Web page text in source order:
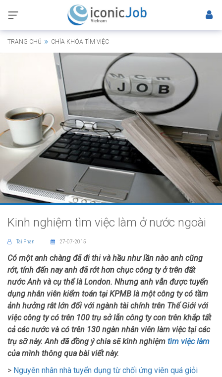
TRANG CHỦ CHÌA KHÓA TÌM VIỆC
Kinh nghiệm tìm việc làm ở nước ngoài
Tai Phan 27-07-2015
Có một anh chàng đã đi thi và hầu như lần nào anh cũng
rớt, tính đến nay anh đã rớt hơn chục công ty ở trên đất
nước Anh và cụ thể là London. Nhưng anh vẫn được tuyển
dụng nhân viên kiểm toán tại KPMB là một công ty có tầm
ảnh hưởng rât lớn đối với ngành tài chính trên Thế Giới với
việc công ty có trên 100 trụ sở lẫn công ty con trên khắp tất
cả các nước và có trên 130 ngàn nhân viên làm việc tại các
trụ sỡ này. Anh đã đồng ý chia sẽ kinh nghiệm tìm việc làm
của mình thông qua bài viết này.
> Nguyên nhân nhà tuyển dụng từ chối ứng viên quá giỏi